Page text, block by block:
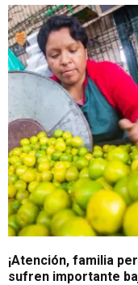
A tener en cuenta
¡Atención, familia
sufren importante